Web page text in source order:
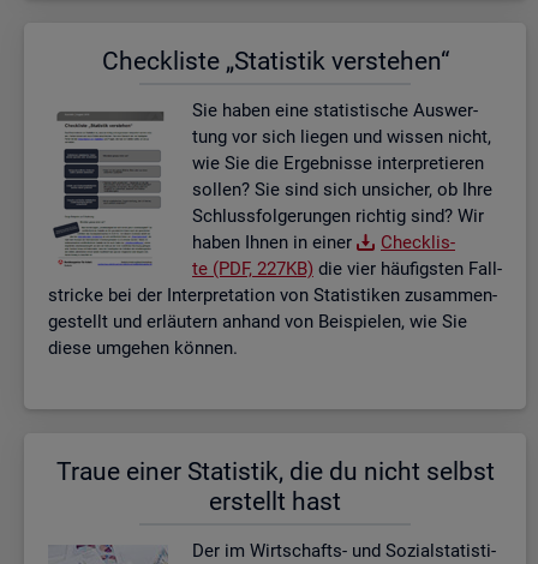
Check­lis­te „Sta­tis­tik ver­ste­hen“
Sie haben eine sta­tis­ti­sche Aus­wer­
tung vor sich lie­gen und wis­sen nicht,
wie Sie die Er­geb­nis­se in­ter­pre­tie­ren
sol­len? Sie sind sich un­si­cher, ob Ihre
Schluss­fol­ge­run­gen rich­tig sind? Wir
haben Ihnen in einer
Check­lis­
te (PDF, 227KB) die vier häu­figs­ten Fall­
stri­cke bei der In­ter­pre­ta­ti­on von Sta­tis­ti­ken zu­sam­men­
ge­stellt und er­läu­tern an­hand von Bei­spie­len, wie Sie
diese um­ge­hen kön­nen.
Traue einer Sta­tis­tik, die du nicht selbst
er­stellt hast
Der im Wirt­schafts- und So­zi­al­sta­tis­ti­